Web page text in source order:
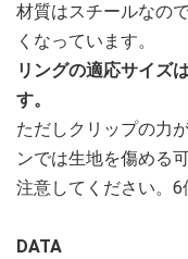
材質はスチールなの
くなっています。
リングの適応サイズ
す。
ただしクリップの力
ンでは生地を傷める
注意してください。6
DATA